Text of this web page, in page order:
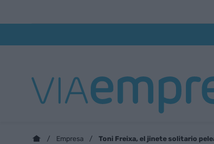
Empresa Toni Freixa, el jinete solitario